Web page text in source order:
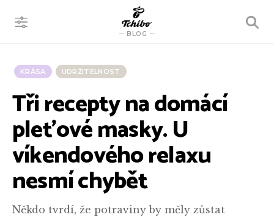
BLOG
VYHLEDÁVÁNÍ
KRÁSA UDRŽITELNOST
Tři recepty na domácí
pleťové masky. U
víkendového relaxu
nesmí chybět
Někdo tvrdí, že potraviny by měly zůstat